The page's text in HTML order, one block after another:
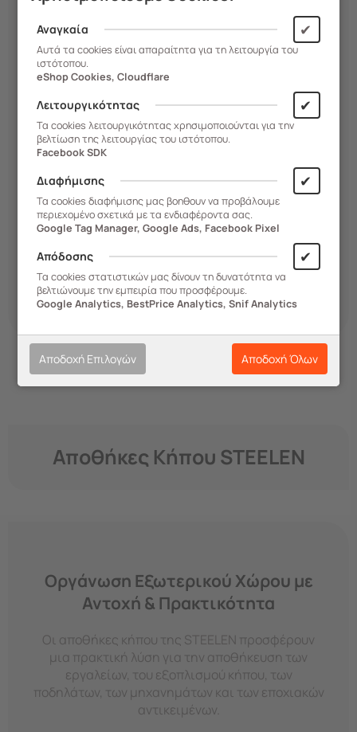
Αποθήκες Κήπου STEELEN
Οργάνωση Εξωτερικού Χώρου με
Αντοχή & Πρακτικότητα
Οι αποθήκες κήπου της STEELEN προσφέρουν
μια πρακτική λύση για την αποθήκευση των
εργαλείων, του εξοπλισμού κήπου, των
ποδηλάτων, των μηχανημάτων και των εποχιακών
αντικειμένων.
Αναγκαία ✔
Αυτά τα cookies είναι απαραίτητα για τη λειτουργία του
ιστότοπου.
eShop Cookies, Cloudflare
Λειτουργικότητας ✔
Τα cookies λειτουργικότητας χρησιμοποιούνται για την
βελτίωση της λειτουργίας του ιστότοπου.
Facebook SDK
Διαφήμισης ✔
Τα cookies διαφήμισης μας βοηθουν να προβάλουμε
περιεχομένο σχετικά με τα ενδιαφέροντα σας.
Google Tag Manager, Google Ads, Facebook Pixel
Απόδοσης ✔
Τα cookies στατιστικών μας δίνουν τη δυνατότητα να
βελτιώνουμε την εμπειρία που προσφέρουμε.
Google Analytics, BestPrice Analytics, Snif Analytics
Αποδοχή Επιλογών Αποδοχή Όλων